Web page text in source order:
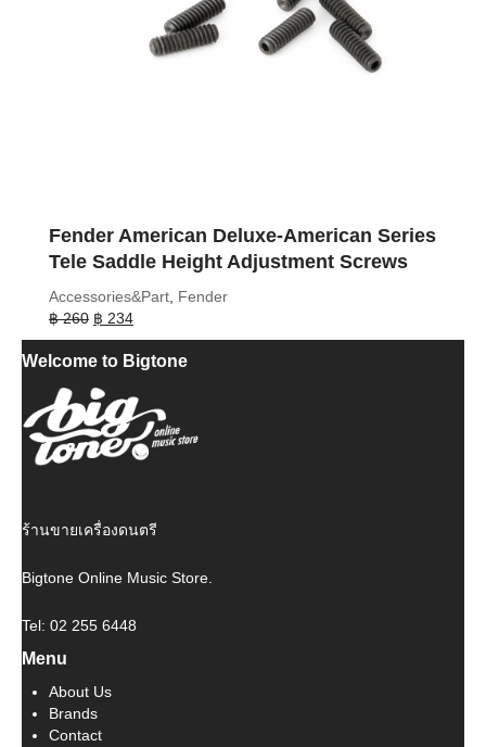
Fender American Deluxe-American Series
Tele Saddle Height Adjustment Screws
Accessories&Part Fender
฿260 Original
price
was:
฿ 234Current
price
is:
Welcome to Bigtone
ร้านขายเครื่องดนตรี
Bigtone Online Music Store.
Tel: 02 255 6448
Menu
About Us
Brands
Contact